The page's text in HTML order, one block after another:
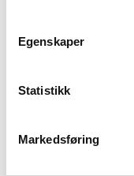
Egenskaper
Statistikk
Markedsføring